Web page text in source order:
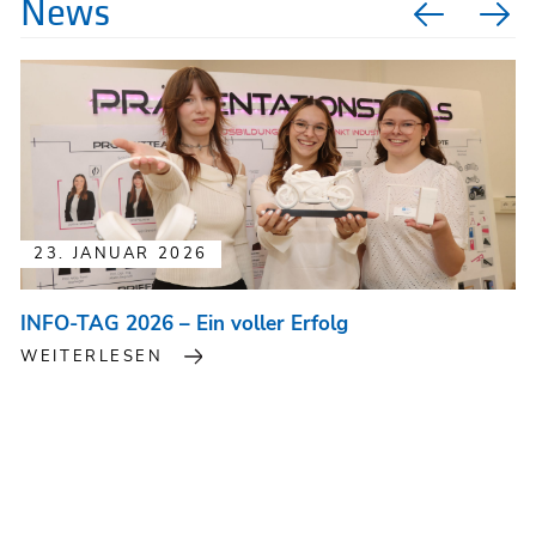
News
23. JANUAR 2026
INFO-TAG 2026 – Ein voller Erfolg
WEITERLESEN